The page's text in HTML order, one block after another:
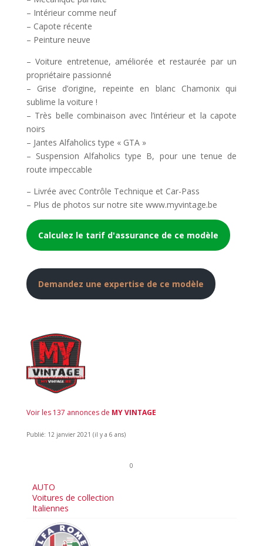
– Intérieur comme neuf
– Capote récente
– Peinture neuve
– Voiture entretenue, améliorée et restaurée par un
propriétaire passionné
– Grise d’origine, repeinte en blanc Chamonix qui
sublime la voiture !
– Très belle combinaison avec l’intérieur et la capote
noirs
– Jantes Alfaholics type « GTA »
– Suspension Alfaholics type B, pour une tenue de
route impeccable
– Livrée avec Contrôle Technique et Car-Pass
– Plus de photos sur notre site www.myvintage.be
Calculez le tarif d'assurance de ce modèle
Demandez une expertise de ce modèle
Voir les 137 annonces de MY VINTAGE
Publié: 12 janvier 2021 (il y a 6 ans)
0
AUTO
Voitures de collection
Italiennes